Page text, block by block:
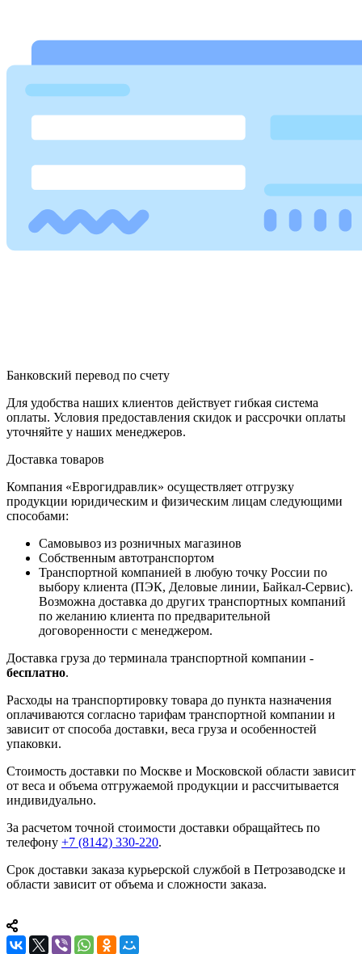
Банковский перевод по счету
Для удобства наших клиентов действует гибкая система
оплаты. Условия предоставления скидок и рассрочки оплаты
уточняйте у наших менеджеров.
Доставка товаров
Компания «Еврогидравлик» осуществляет отгрузку
продукции юридическим и физическим лицам следующими
способами:
Самовывоз из розничных магазинов
Собственным автотранспортом
Транспортной компанией в любую точку России по
выбору клиента (ПЭК, Деловые линии, Байкал-Сервис).
Возможна доставка до других транспортных компаний
по желанию клиента по предварительной
договоренности с менеджером.
Доставка груза до терминала транспортной компании -
бесплатно.
Расходы на транспортировку товара до пункта назначения
оплачиваются согласно тарифам транспортной компании и
зависит от способа доставки, веса груза и особенностей
упаковки.
Стоимость доставки по Москве и Московской области зависит
от веса и объема отгружаемой продукции и рассчитывается
индивидуально.
За расчетом точной стоимости доставки обращайтесь по
телефону +7 (8142) 330-220.
Срок доставки заказа курьерской службой в Петрозаводске и
области зависит от объема и сложности заказа.